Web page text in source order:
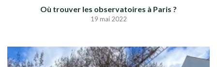
Où trouver les observatoires à Paris ?
19 mai 2022